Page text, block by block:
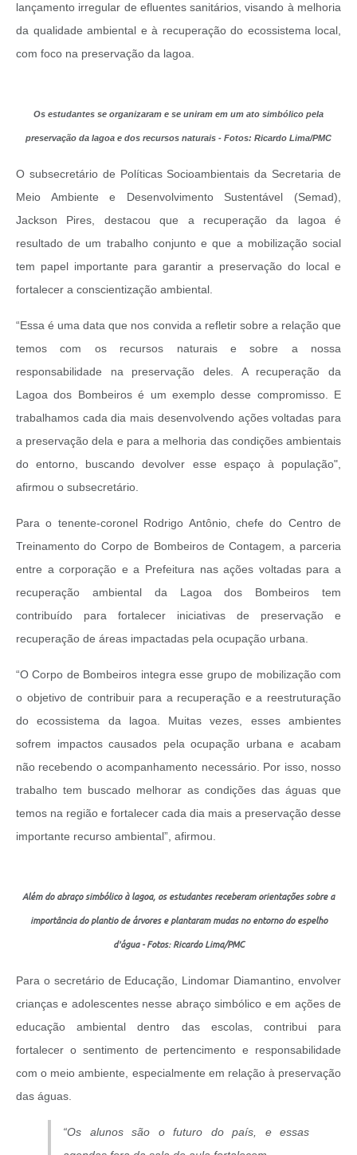
lançamento irregular de efluentes sanitários, visando à melhoria
da qualidade ambiental e à recuperação do ecossistema local,
com foco na preservação da lagoa.
Os estudantes se organizaram e se uniram em um ato simbólico pela
preservação da lagoa e dos recursos naturais - Fotos: Ricardo Lima/PMC
O subsecretário de Políticas Socioambientais da Secretaria de
Meio Ambiente e Desenvolvimento Sustentável (Semad),
Jackson Pires, destacou que a recuperação da lagoa é
resultado de um trabalho conjunto e que a mobilização social
tem papel importante para garantir a preservação do local e
fortalecer a conscientização ambiental.
“Essa é uma data que nos convida a refletir sobre a relação que
temos com os recursos naturais e sobre a nossa
responsabilidade na preservação deles. A recuperação da
Lagoa dos Bombeiros é um exemplo desse compromisso. E
trabalhamos cada dia mais desenvolvendo ações voltadas para
a preservação dela e para a melhoria das condições ambientais
do entorno, buscando devolver esse espaço à população",
afirmou o subsecretário.
Para o tenente-coronel Rodrigo Antônio, chefe do Centro de
Treinamento do Corpo de Bombeiros de Contagem, a parceria
entre a corporação e a Prefeitura nas ações voltadas para a
recuperação ambiental da Lagoa dos Bombeiros tem
contribuído para fortalecer iniciativas de preservação e
recuperação de áreas impactadas pela ocupação urbana.
“O Corpo de Bombeiros integra esse grupo de mobilização com
o objetivo de contribuir para a recuperação e a reestruturação
do ecossistema da lagoa. Muitas vezes, esses ambientes
sofrem impactos causados pela ocupação urbana e acabam
não recebendo o acompanhamento necessário. Por isso, nosso
trabalho tem buscado melhorar as condições das águas que
temos na região e fortalecer cada dia mais a preservação desse
importante recurso ambiental”, afirmou.
Além do abraço simbólico à lagoa, os estudantes receberam orientações sobre a
importância do plantio de árvores e plantaram mudas no entorno do espelho
d'água - Fotos: Ricardo Lima/PMC
Para o secretário de Educação, Lindomar Diamantino, envolver
crianças e adolescentes nesse abraço simbólico e em ações de
educação ambiental dentro das escolas, contribui para
fortalecer o sentimento de pertencimento e responsabilidade
com o meio ambiente, especialmente em relação à preservação
das águas.
“Os alunos são o futuro do país, e essas